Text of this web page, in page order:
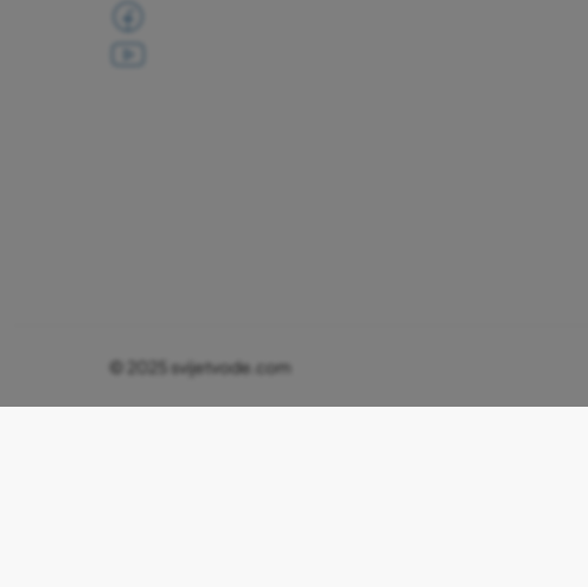
© 2025 svijetvode.com